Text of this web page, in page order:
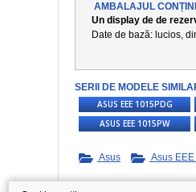
AMBALAJUL
Un display de de
Date de bază: l ucios,
SERII DE MODELE
ASUS EEE 1015PDG
ASUS EEE 1015PW
Asus Asus EEE